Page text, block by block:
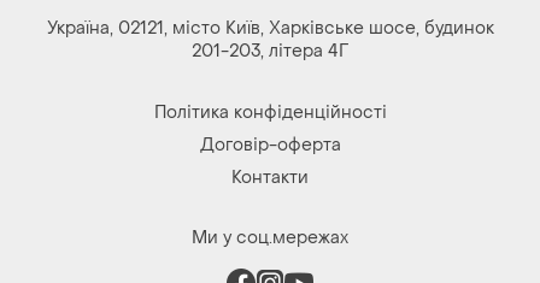
Договір-оферта
Контакти
Ми у соц.мережах
Речі за кліком серця. Всі права захищені